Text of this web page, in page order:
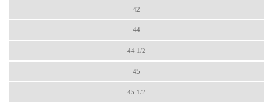
42
44
44 1/2
45
45 1/2